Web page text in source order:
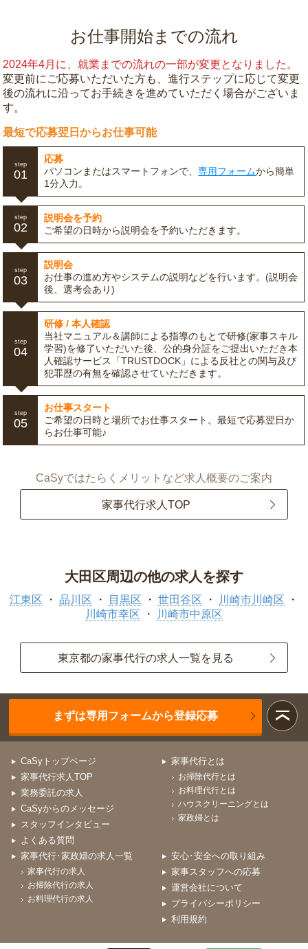
お仕事開始までの流れ
2024年4月に、就業までの流れの一部が変更となりました。
変更前にご応募いただいた方も、進行ステップに応じて変更
後の流れに沿ってお手続きを進めていただく場合がございま
す。
最短で応募翌日からお仕事可能
step
01
応募
パソコンまたはスマートフォンで、専用フォームから簡単
1分入力。
step
02
説明会を予約
ご希望の日時から説明会を予約いただきます。
step
03
説明会
お仕事の進め方やシステムの説明などを行います。(説明会
後、選考会あり)
step
04
研修 / 本人確認
当社マニュアル＆講師による指導のもとで研修(家事スキル
学習)を修了いただいた後、公的身分証をご提出いただき本
人確認サービス「TRUSTDOCK」による反社との関与及び
犯罪歴の有無を確認させていただきます。
step
05
お仕事スタート
ご希望の日時と場所でお仕事スタート。最短で応募翌日か
らお仕事可能♪
CaSyではたらくメリットなど求人概要のご案内
家事代行求人TOP
大田区周辺の他の求人を探す
江東区 品川区 目黒区 世田谷区
川崎市川崎区
川崎市幸区
川崎市中原区
東京都の家事代行の求人一覧を見る
まずは専用フォームから登録応募
CaSyトップページ
家事代行求人TOP
業務委託の求人
CaSyからのメッセージ
スタッフインタビュー
よくある質問
家事代行とは
お掃除代行とは
お料理代行とは
ハウスクリーニングとは
家政婦とは
家事代行･家政婦の求人一覧
家事代行の求人
お掃除代行の求人
お料理代行の求人
安心･安全への取り組み
家事スタッフへの応募
運営会社について
プライバシーポリシー
利用規約